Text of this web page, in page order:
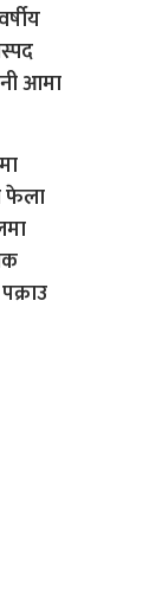
आमा
फेला